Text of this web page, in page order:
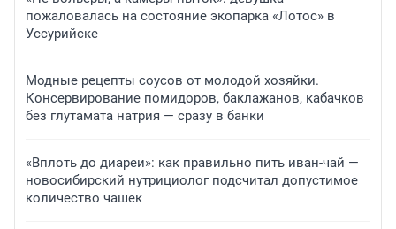
пожаловалась на состояние экопарка «Лотос» в
Уссурийске
Модные рецепты соусов от молодой хозяйки.
Консервирование помидоров, баклажанов, кабачков
без глутамата натрия — сразу в банки
«Вплоть до диареи»: как правильно пить иван-чай —
новосибирский нутрициолог подсчитал допустимое
количество чашек